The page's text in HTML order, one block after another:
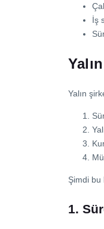
İş
Yalın
Şimdi bu
1.